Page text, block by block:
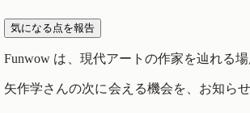
気になる点を報告
Funwow は、現代アートの作家を辿れる場
矢作学さんの次に会える機会を、お知らせ